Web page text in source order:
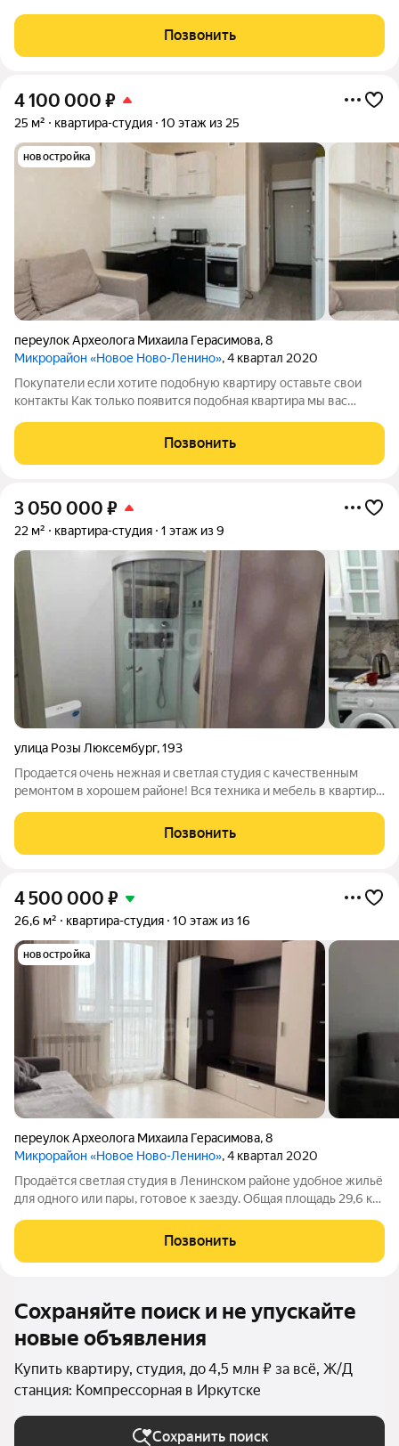
расположенного в живописном районе Иркутска. Дом введён
в эксплуатацию, окружён развитой
Позвонить
4 100 000 ₽
25 м² квартира-студия 10 этаж из 25
новостройка
переулок Археолога Михаила Герасимова,8
Микрорайон «Новое Ново-Ленино», 4 квартал 2020
Покупатели если хотите подобную квартиру оставьте свои
контакты Как только появится подобная квартира мы вас
Уважаемые продавцы хотите также Пишите нам Продается
студия Археолога Михаила
Позвонить
3 050 000 ₽
22 м² квартира-студия 1 этаж из 9
улица Розы Люксембург,193
Продается очень нежная и светлая студия с качественным
ремонтом в хорошем районе! Вся техника и мебель в квартире
спальню и кухню. Туалет и душ вынесены в отдельную
комнату, душ стоячий,
Позвонить
4 500 000 ₽
26,6 м² квартира-студия 10 этаж из 16
новостройка
переулок Археолога Михаила Герасимова,8
Микрорайон «Новое Ново-Ленино», 4 квартал 2020
Продаётся светлая студия в Ленинском районе удобное жильё
для одного или пары, готовое к заезду. Общая площадь 29,6 кв.
расположена на 10 этаже 16-этажного кирпичного дома 2020
года
Позвонить
Сохраняйте поиск и не упускайте
новые объявления
Купить квартиру, студия, до 4,5 млн ₽ за всё, Ж/Д
станция: Компрессорная в Иркутске
Сохранить поиск